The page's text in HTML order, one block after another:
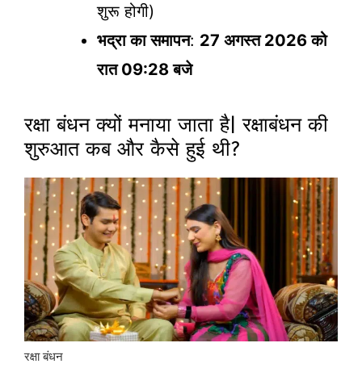
शुरू होगी)
भद्रा का समापन: 27 अगस्त 2026 को
रात 09:28 बजे
रक्षा बंधन क्यों मनाया जाता है| रक्षाबंधन की
शुरुआत कब और कैसे हुई थी?
रक्षा बंधन